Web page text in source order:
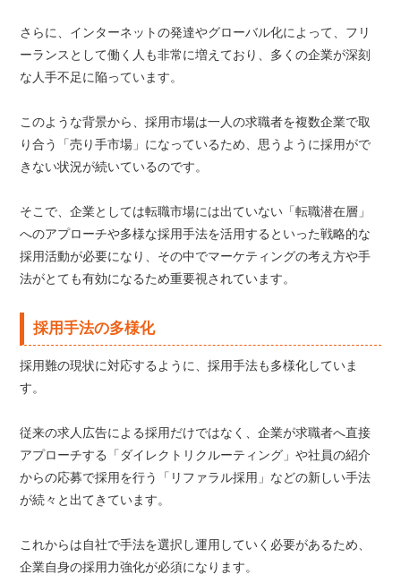
さらに、インターネットの発達やグローバル化によって、フリ
ーランスとして働く人も非常に増えており、多くの企業が深刻
な人手不足に陥っています。
このような背景から、採用市場は一人の求職者を複数企業で取
り合う「売り手市場」になっているため、思うように採用がで
きない状況が続いているのです。
そこで、企業としては転職市場には出ていない「転職潜在層」
へのアプローチや多様な採用手法を活用するといった戦略的な
採用活動が必要になり、その中でマーケティングの考え方や手
法がとても有効になるため重要視されています。
採用手法の多様化
採用難の現状に対応するように、採用手法も多様化していま
す。
従来の求人広告による採用だけではなく、企業が求職者へ直接
アプローチする「ダイレクトリクルーティング」や社員の紹介
からの応募で採用を行う「リファラル採用」などの新しい手法
が続々と出てきています。
これからは自社で手法を選択し運用していく必要があるため、
企業自身の採用力強化が必須になります。